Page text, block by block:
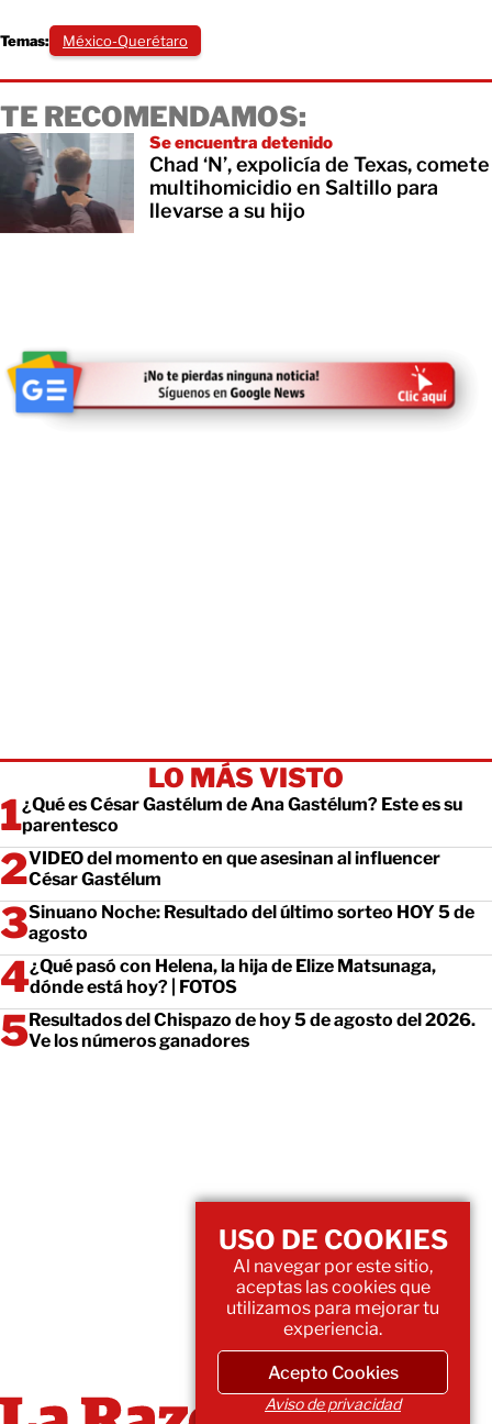
Temas: México-Querétaro
TE RECOMENDAMOS:
Se encuentra detenido
Chad ‘N’, expolicía de Texas, comete
multihomicidio en Saltillo para
llevarse a su hijo
LO MÁS VISTO
¿Qué es César Gastélum de Ana Gastélum? Este es su
parentesco
VIDEO del momento en que asesinan al influencer
César Gastélum
Sinuano Noche: Resultado del último sorteo HOY 5 de
agosto
¿Qué pasó con Helena, la hija de Elize Matsunaga,
dónde está hoy? | FOTOS
Resultados del Chispazo de hoy 5 de agosto del 2026.
Ve los números ganadores
USO DE COOKIES
Al navegar por este sitio,
aceptas las cookies que
utilizamos para mejorar tu
experiencia.
Acepto Cookies
Aviso de privacidad